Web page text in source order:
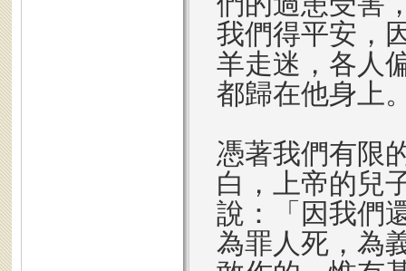
我們得平安，
羊走迷，各人
都歸在他身上
憑著我們有限
白，上帝的兒
說：「因我們
為罪人死，為